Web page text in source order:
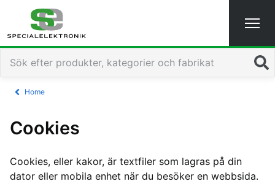
Sök
Home
Cookies
Cookies, eller kakor, är textfiler som lagras på din
dator eller mobila enhet när du besöker en webbsida.
Navigated to Cookies - Special-Elektronik